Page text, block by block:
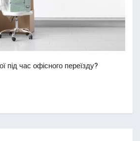
під час офісного переїзду?